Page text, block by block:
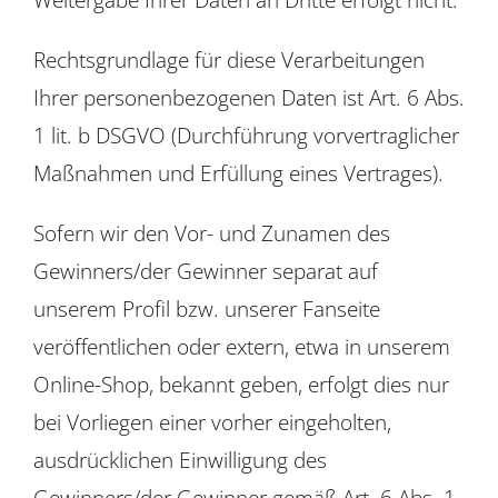
Rechtsgrundlage für diese Verarbeitungen
Ihrer personenbezogenen Daten ist Art. 6 Abs.
1 lit. b DSGVO (Durchführung vorvertraglicher
Maßnahmen und Erfüllung eines Vertrages).
Sofern wir den Vor- und Zunamen des
Gewinners/der Gewinner separat auf
unserem Profil bzw. unserer Fanseite
veröffentlichen oder extern, etwa in unserem
Online-Shop, bekannt geben, erfolgt dies nur
bei Vorliegen einer vorher eingeholten,
ausdrücklichen Einwilligung des